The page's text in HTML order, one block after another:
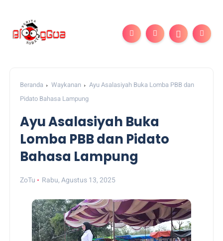
Beranda Waykanan
Ayu Asalasiyah Buka Lomba PBB dan
Pidato Bahasa Lampung
Ayu Asalasiyah Buka
Lomba PBB dan Pidato
Bahasa Lampung
ZoTu Rabu, Agustus 13, 2025